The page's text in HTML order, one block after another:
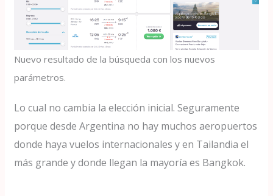
Nuevo resultado de la búsqueda con los nuevos
parámetros.
Lo cual no cambia la elección inicial. Seguramente
porque desde Argentina no hay muchos aeropuertos
donde haya vuelos internacionales y en Tailandia el
más grande y donde llegan la mayoría es Bangkok.